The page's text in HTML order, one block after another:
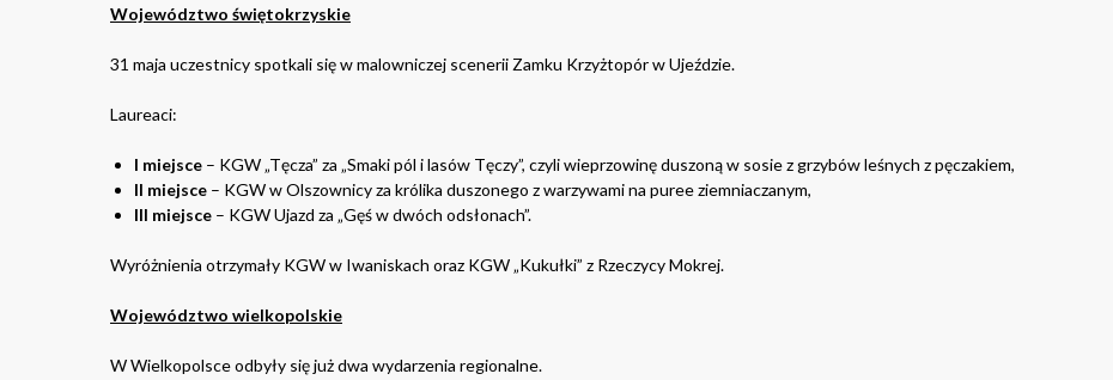
Województwo świętokrzyskie
31 maja uczestnicy spotkali się w malowniczej scenerii Zamku Krzyżtopór w Ujeździe.
Laureaci:
I miejsce – KGW „Tęcza” za „Smaki pól i lasów Tęczy”, czyli wieprzowinę duszoną w sosie z grzybów leśnych z pęczakiem,
II miejsce – KGW w Olszownicy za królika duszonego z warzywami na puree ziemniaczanym,
III miejsce – KGW Ujazd za „Gęś w dwóch odsłonach”.
Wyróżnienia otrzymały KGW w Iwaniskach oraz KGW „Kukułki” z Rzeczycy Mokrej.
Województwo wielkopolskie
W Wielkopolsce odbyły się już dwa wydarzenia regionalne.